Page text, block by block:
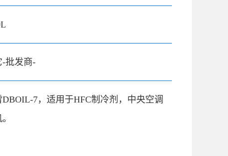
-批发商-
DBOIL-7，适用于HFC制冷剂，中央空调